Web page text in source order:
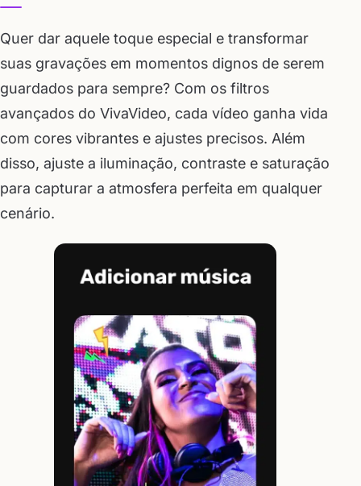
Quer dar aquele toque especial e transformar
suas gravações em momentos dignos de serem
guardados para sempre? Com os filtros
avançados do VivaVideo, cada vídeo ganha vida
com cores vibrantes e ajustes precisos. Além
disso, ajuste a iluminação, contraste e saturação
para capturar a atmosfera perfeita em qualquer
cenário.